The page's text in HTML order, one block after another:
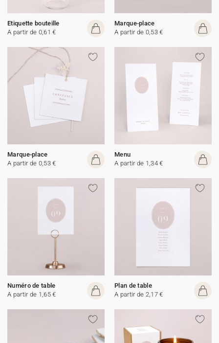
Etiquette bouteille
A partir de 0,61 €
Marque-place
A partir de 0,53 €
Marque-place
A partir de 0,53 €
Menu
A partir de 1,34 €
Numéro de table
A partir de 1,65 €
Plan de table
A partir de 2,17 €